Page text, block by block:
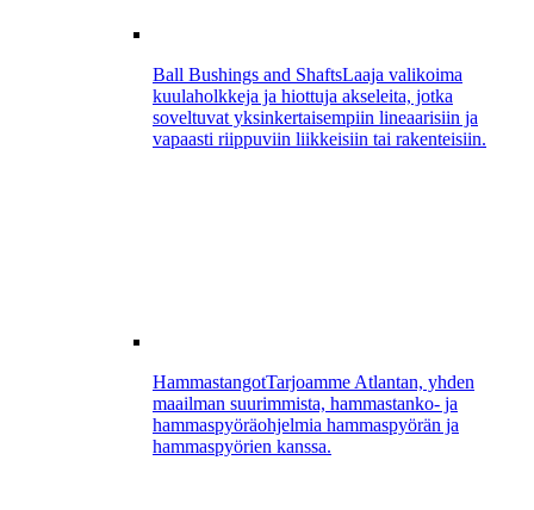
Ball Bushings and ShaftsLaaja valikoima
kuulaholkkeja ja hiottuja akseleita, jotka
soveltuvat yksinkertaisempiin lineaarisiin ja
vapaasti riippuviin liikkeisiin tai rakenteisiin.
HammastangotTarjoamme Atlantan, yhden
maailman suurimmista, hammastanko- ja
hammaspyöräohjelmia hammaspyörän ja
hammaspyörien kanssa.